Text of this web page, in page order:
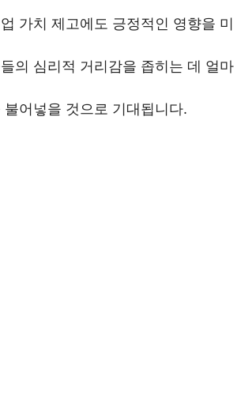
가치 제고에도 긍정적인 영향을 미
의 심리적 거리감을 좁히는 데 얼마
어넣을 것으로 기대됩니다.